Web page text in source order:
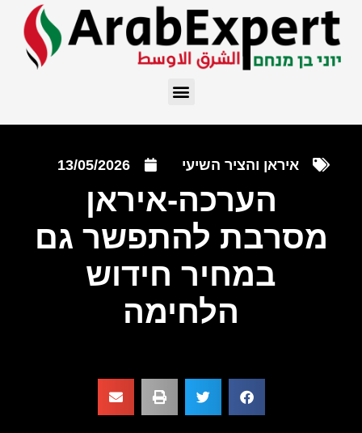
איראן והציר השיעי 13/05/2026
הערכה-איראן
מסרבת להתפשר גם
במחיר חידוש
הלחימה